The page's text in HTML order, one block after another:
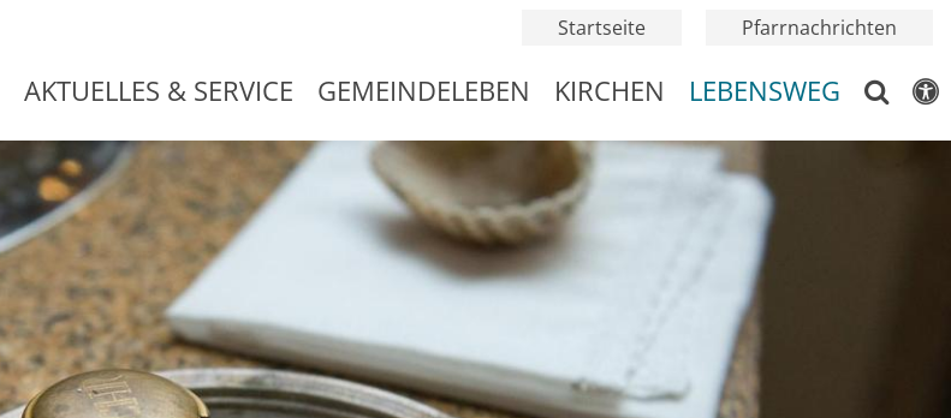
Startseite Pfarrnachrichten
AKTUELLES & SERVICE GEMEINDELEBEN KIRCHEN LEBENSWEG